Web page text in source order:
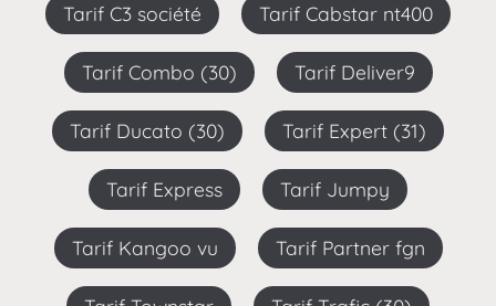
Tarif C3 société Tarif Cabstar nt400
Tarif Combo (30) Tarif Deliver9
Tarif Ducato (30) Tarif Expert (31)
Tarif Express Tarif Jumpy
Tarif Kangoo vu Tarif Partner fgn